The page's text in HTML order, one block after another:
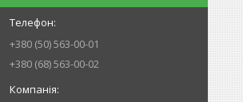
+380 (50) 563-00-01
+380 (68) 563-00-02